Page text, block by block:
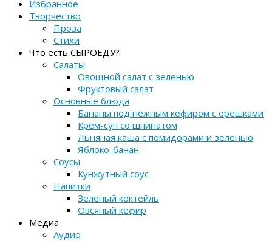
Избранное
Творчество
Проза
Стихи
Что есть СЫРОЕДУ?
Салаты
Овощной салат с зеленью
Фруктовый салат
Основные блюда
Бананы под нежным кефиром с орешками
Крем-суп со шпинатом
Льняная каша с помидорами и зеленью
Яблоко-банан
Соусы
Кунжутный соус
Напитки
Зелёный коктейль
Овсяный кефир
Медиа
Аудио